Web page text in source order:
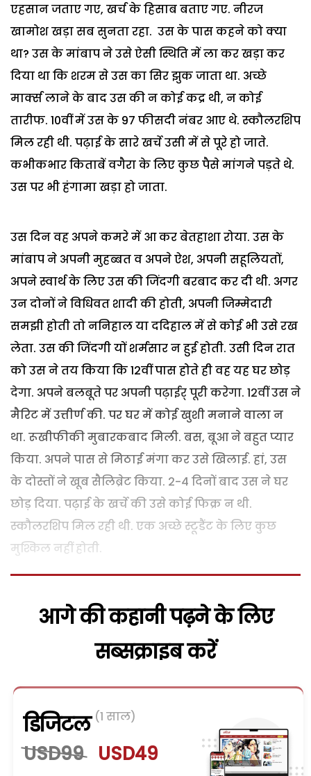
एहसान जताए गए, खर्च के हिसाब बताए गए. नीरज
खामोश खड़ा सब सुनता रहा. उस के पास कहने को क्या
था? उस के मांबाप ने उसे ऐसी स्थिति में ला कर खड़ा कर
दिया था कि शरम से उस का सिर झुक जाता था. अच्छे
मार्क्स लाने के बाद उस की न कोई कद्र थी, न कोई
तारीफ. 10वीं में उस के 97 फीसदी नंबर आए थे. स्कौलरशिप
मिल रही थी. पढ़ाई के सारे खर्चे उसी में से पूरे हो जाते.
कभीकभार किताबें वगैरा के लिए कुछ पैसे मांगने पड़ते थे.
उस पर भी हंगामा खड़ा हो जाता.
उस दिन वह अपने कमरे में आ कर बेतहाशा रोया. उस के
मांबाप ने अपनी मुहब्बत व अपने ऐश, अपनी सहूलियतों,
अपने स्वार्थ के लिए उस की जिंदगी बरबाद कर दी थी. अगर
उन दोनों ने विधिवत शादी की होती, अपनी जिम्मेदारी
समझी होती तो ननिहाल या ददिहाल में से कोई भी उसे रख
लेता. उस की जिंदगी यों शर्मसार न हुई होती. उसी दिन रात
को उस ने तय किया कि 12वीं पास होते ही वह यह घर छोड़
देगा. अपने बलबूते पर अपनी पढ़ाईर् पूरी करेगा. 12वीं उस ने
मैरिट में उत्तीर्ण की. पर घर में कोई खुशी मनाने वाला न
था. रूखीफीकी मुबारकबाद मिली. बस, बूआ ने बहुत प्यार
किया. अपने पास से मिठाई मंगा कर उसे खिलाई. हां, उस
के दोस्तों ने खूब सैलिब्रेट किया. 2-4 दिनों बाद उस ने घर
छोड़ दिया. पढ़ाई के खर्चे की उसे कोई फिक्र न थी.
स्कौलरशिप मिल रही थी. एक अच्छे स्टूडैंट के लिए कुछ
मुश्किल नहीं होती.
आगे की कहानी पढ़ने के लिए
सब्सक्राइब करें
डिजिटल (1 साल)
USD99 USD49